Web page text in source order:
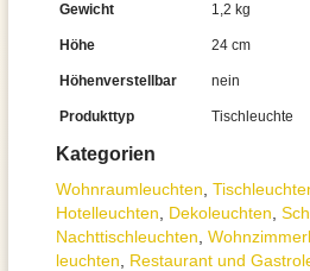
Kategorien
Wohnraum­leuchten
Hotelleuchten
Dekoleuchten
Nachttisch­leuchten
leuchten
Restaurant und
Gewicht 1,2 kg
Höhe 24 cm
Höhenverstellbar nein
Produkttyp Tischleuchte